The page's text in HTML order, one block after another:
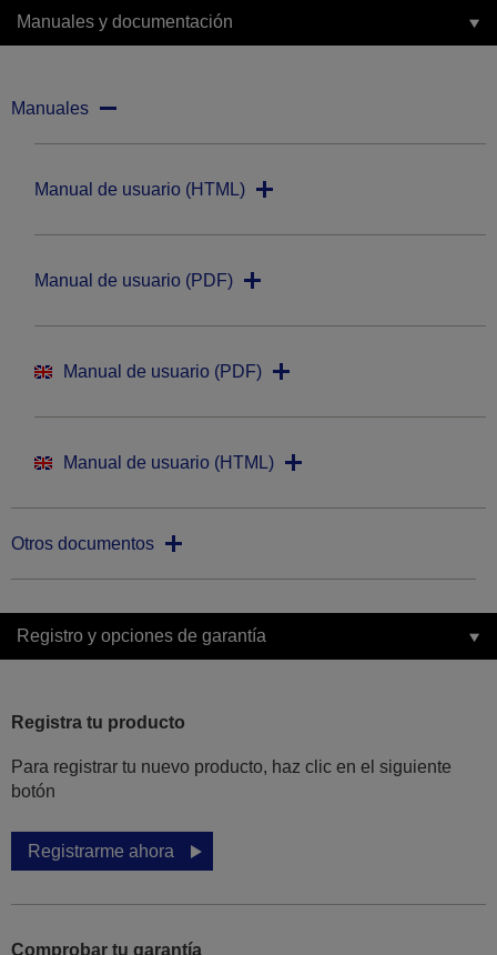
Manuales y documentación
Manuales
Manual de usuario (HTML)
Manual de usuario (PDF)
Manual de usuario (PDF)
Manual de usuario (HTML)
Otros documentos
Registro y opciones de garantía
Registra tu producto
Para registrar tu nuevo producto, haz clic en el siguiente
botón
Registrarme ahora
Comprobar tu garantía